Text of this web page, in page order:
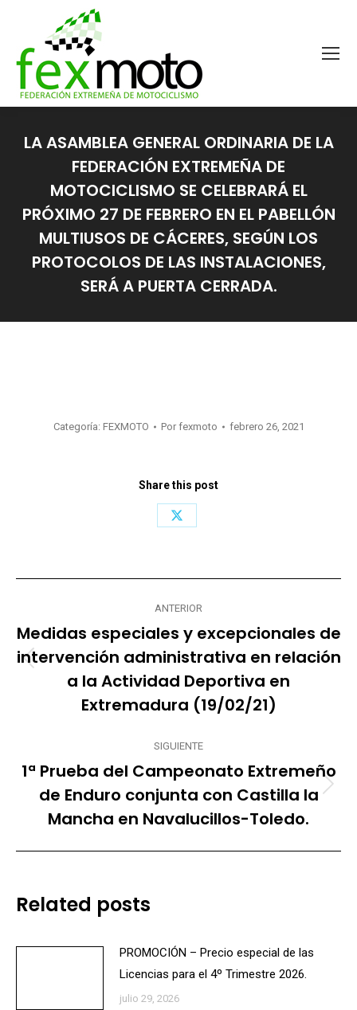
LA ASAMBLEA GENERAL ORDINARIA DE LA
FEDERACIÓN EXTREMEÑA DE
MOTOCICLISMO SE CELEBRARÁ EL
PRÓXIMO 27 DE FEBRERO EN EL PABELLÓN
MULTIUSOS DE CÁCERES, SEGÚN LOS
PROTOCOLOS DE LAS INSTALACIONES,
SERÁ A PUERTA CERRADA.
Categoría: FEXMOTO Por fexmoto febrero 26, 2021
Share this post
Share
Navegación
entre
publicaciones
ANTERIOR
Publicación
anterior:
Medidas especiales y excepcionales de
intervención administrativa en relación
a la Actividad Deportiva en
Extremadura (19/02/21)
SIGUIENTE
Publicación
siguiente:
1ª Prueba del Campeonato Extremeño
de Enduro conjunta con Castilla la
Mancha en Navalucillos-Toledo.
Related posts
PROMOCIÓN – Precio especial de las
Licencias para el 4º Trimestre 2026.
julio 29, 2026